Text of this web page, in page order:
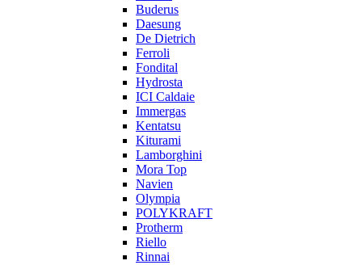
Buderus
Daesung
De Dietrich
Ferroli
Fondital
Hydrosta
ICI Caldaie
Immergas
Kentatsu
Kiturami
Lamborghini
Mora Top
Navien
Olympia
POLYKRAFT
Protherm
Riello
Rinnai